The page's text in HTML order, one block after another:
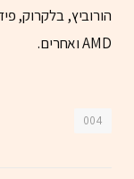
הורוביץ, בלקרוק,
AMD ואחרים.
004